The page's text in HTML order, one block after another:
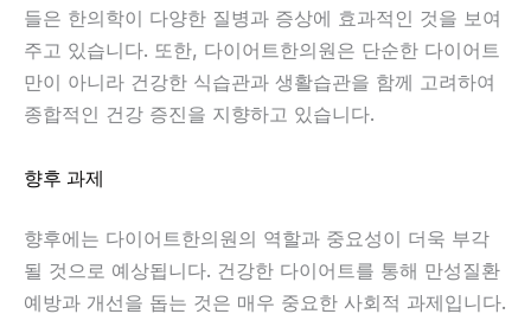
들은 한의학이 다양한 질병과 증상에 효과적인 것을 보여
주고 있습니다. 또한, 다이어트한의원은 단순한 다이어트
만이 아니라 건강한 식습관과 생활습관을 함께 고려하여
종합적인 건강 증진을 지향하고 있습니다.
향후 과제
향후에는 다이어트한의원의 역할과 중요성이 더욱 부각
될 것으로 예상됩니다. 건강한 다이어트를 통해 만성질환
예방과 개선을 돕는 것은 매우 중요한 사회적 과제입니다.